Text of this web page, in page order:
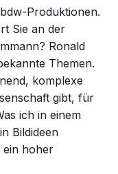
Produktionen.
Sie an der
Ronald
Themen.
komplexe
gibt, für
ich in einem
Bildideen
ein hoher